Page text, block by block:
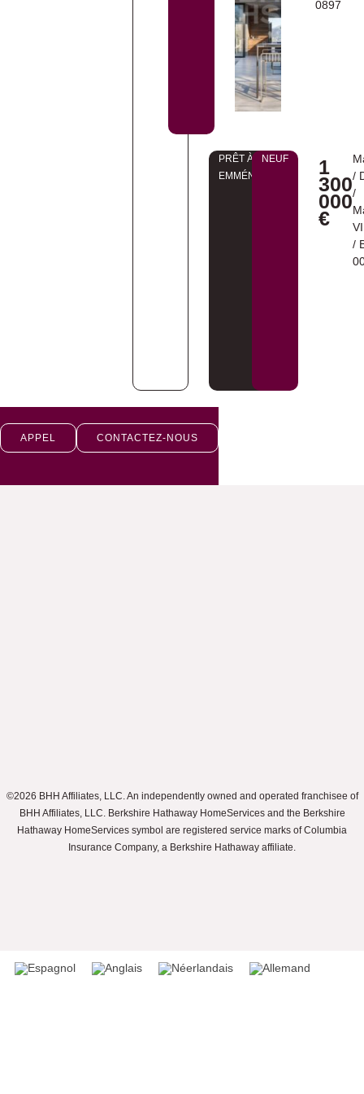
0897
PRÊT À
EMMÉNAGER
NEUF 1
300
000
€
/
/
VI
/
APPEL CONTACTEZ-NOUS
©2026 BHH Affiliates, LLC. An independently owned and operated franchisee of
BHH Affiliates, LLC. Berkshire Hathaway HomeServices and the Berkshire
Hathaway HomeServices symbol are registered service marks of Columbia
Insurance Company, a Berkshire Hathaway affiliate.